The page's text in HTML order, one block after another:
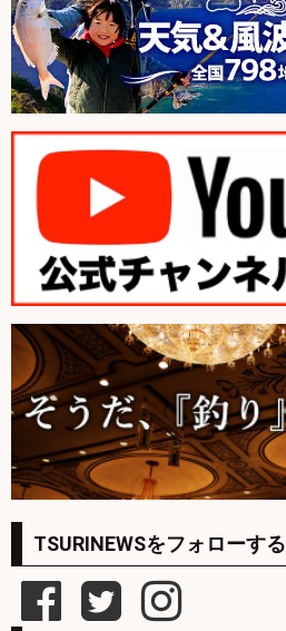
TSURINEWSをフォローする